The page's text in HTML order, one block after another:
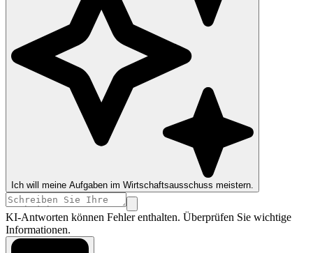
Ich will meine Aufgaben im Wirtschaftsausschuss meistern.
KI-Antworten können Fehler enthalten. Überprüfen Sie wichtige
Informationen.